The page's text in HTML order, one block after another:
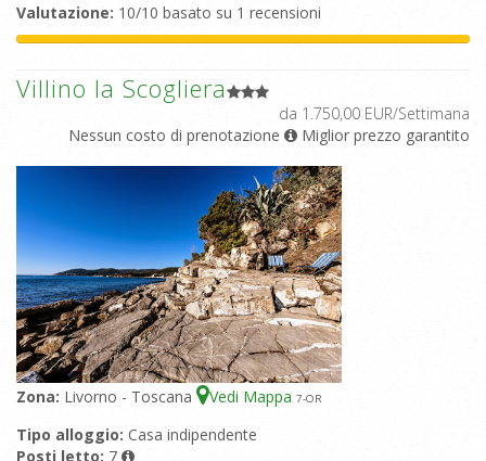
Valutazione: 10/10 basato su 1 recensioni
Villino la Scogliera
da 1.750,00 EUR/Settimana
Nessun costo di prenotazione
Miglior prezzo garantito
Zona: Livorno - Toscana Vedi Mappa 7-OR
Tipo alloggio: Casa indipendente
Posti letto: 7